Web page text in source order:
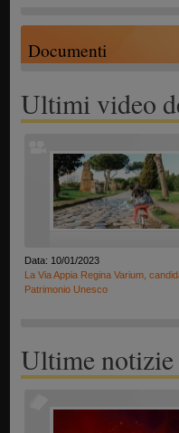
Documenti
Ultimi video
Data: 10/01/2023
La Via Appia Regina Varium,
Patrimonio Unesco
Ultime notizie